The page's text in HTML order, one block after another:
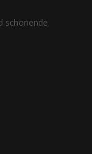
schonende